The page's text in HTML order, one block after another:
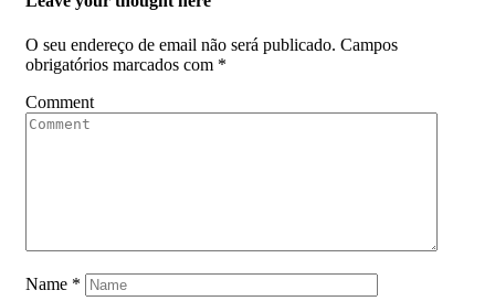
O seu endereço de email não será publicado. Campos
obrigatórios marcados com *
Comment
Name *